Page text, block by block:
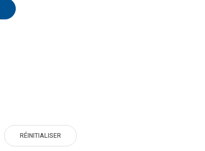
RÉINITIALISER